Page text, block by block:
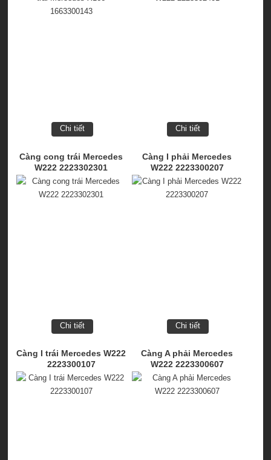
Chi tiết Chi tiết
Càng cong trái Mercedes
W222 2223302301
Chi tiết
Càng I phải Mercedes
W222 2223300207
Chi tiết
Càng I trái Mercedes W222
2223300107
Càng A phải Mercedes
W222 2223300607